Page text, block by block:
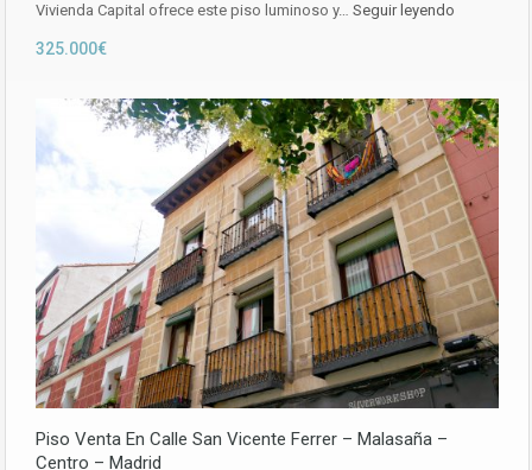
Vivienda Capital ofrece este piso luminoso y… Seguir leyendo
325.000€
Piso Venta En Calle San Vicente Ferrer – Malasaña –
Centro – Madrid